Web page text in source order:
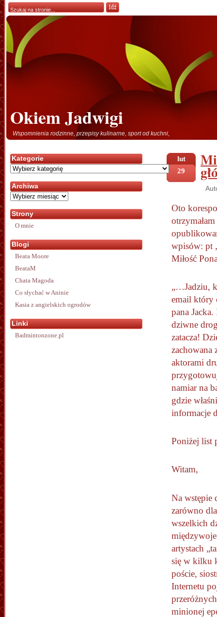
Okiem Jadwigi
Wspomnienia rodzinne, przepisy kulinarne, sport od kuchni,
lut
29
Oto
wpisów: pt
Miłość
„…Jadziu,
email który
pana
dziwne
zatacza!
zachowana
aktorami
namiar na
gdzie
informacje
Poniżej list
Witam,
Na wstępie
zarówno
wszelkich
artystach
się w kilku
poście,
Internetu
minionej
Kategorie
Kategorie
Archiwa
Archiwa
Strony
O mnie
Blogi
Beata Moore
BeataM
Chata Magoda
Co słychać w Aninie
Kasia z angielskich ogrodów
Linki
Badmintonzone.pl